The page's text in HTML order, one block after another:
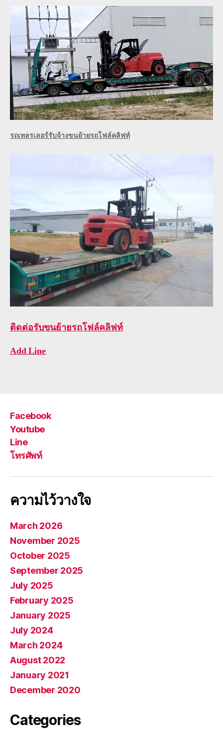
รถเทลรเลอร์รับจ้างขนย้ายรถโฟล์คลิฟท์
ติดต่อรับขนย้ายรถโฟล์คลิฟท์
Add Line
Facebook
Youtube
Line
โทรศัพท์
ความไว้วางใจ
March 2026
November 2025
October 2025
September 2025
July 2025
February 2025
January 2025
July 2024
March 2024
August 2022
January 2021
December 2020
Categories